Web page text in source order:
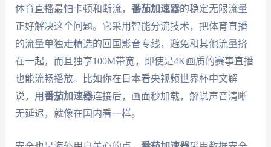
体育直播最怕卡顿和断流， 番茄加速器的稳定无限流量
正好解决这个问题。它采用智能分流技术，把体育直播
的流量单独走精选的回国影音专线，避免和其他流量挤
在一起，而且独享100M带宽，即使是4K画质的赛事直播
也能流畅播放。比如你在日本看央视频世界杯中文解
说，用番茄加速器连接后，画面秒加载，解说声音清晰
无延迟，就像在国内看一样。